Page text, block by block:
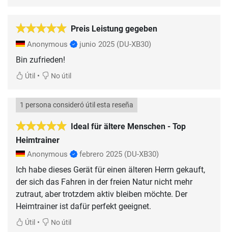
Preis Leistung gegeben
Anonymous junio 2025 (DU-XB30)
Bin zufrieden!
Útil • No útil
Ideal für ältere Menschen - Top
Heimtrainer
1 persona consideró útil esta reseña
Anonymous febrero 2025 (DU-XB30)
Ich habe dieses Gerät für einen älteren Herrn gekauft,
der sich das Fahren in der freien Natur nicht mehr
zutraut, aber trotzdem aktiv bleiben möchte. Der
Heimtrainer ist dafür perfekt geeignet.
Útil • No útil